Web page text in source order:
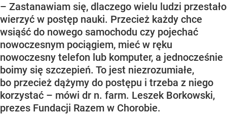
– Zastanawiam się, dlaczego wielu ludzi przestało
wierzyć w postęp nauki. Przecież każdy chce
wsiąść do nowego samochodu czy pojechać
nowoczesnym pociągiem, mieć w ręku
nowoczesny telefon lub komputer, a jednocześnie
boimy się szczepień. To jest niezrozumiałe,
bo przecież dążymy do postępu i trzeba z niego
korzystać – mówi dr n. farm. Leszek Borkowski,
prezes Fundacji Razem w Chorobie.